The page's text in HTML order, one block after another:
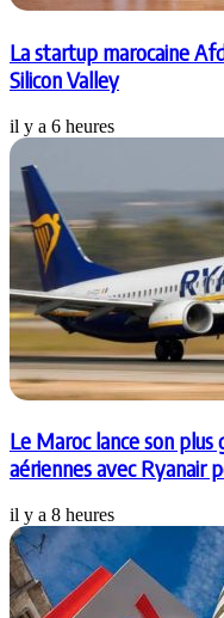
La startup marocaine
Silicon Valley
il y a 6 heures
Le Maroc lance son
aériennes avec Ryanair
il y a 8 heures